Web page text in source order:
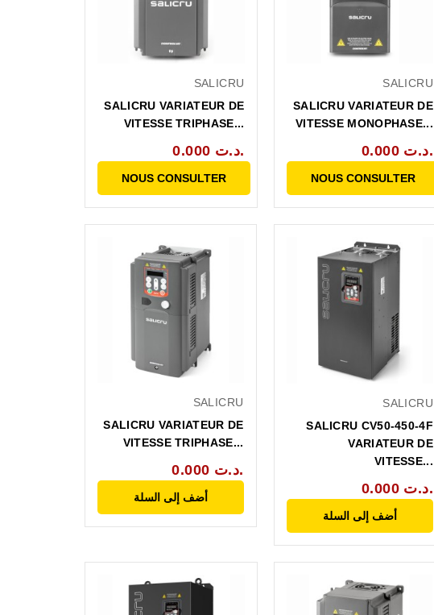
SALICRU
SALICRU VARIATEUR DE
VITESSE TRIPHASE...
0.000 د.ت.
NOUS CONSULTER
SALICRU
SALICRU VARIATEUR DE
VITESSE MONOPHASE...
0.000 د.ت.
NOUS CONSULTER
SALICRU
SALICRU VARIATEUR DE
VITESSE TRIPHASE...
0.000 د.ت.
أضف إلى السلة
SALICRU
SALICRU CV50-450-4F
VARIATEUR DE
VITESSE...
0.000 د.ت.
أضف إلى السلة